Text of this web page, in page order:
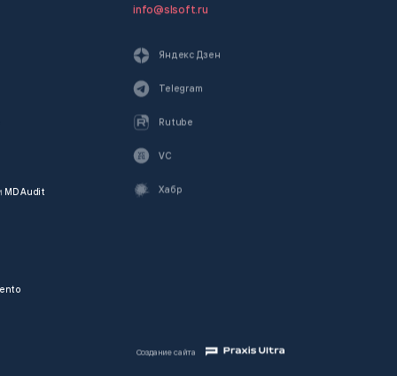
MD Audit
info@slsoft.ru
Яндекс Дзен
Telegram
Rutube
VC
Хабр
Создание сайта